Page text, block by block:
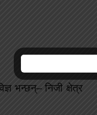
भन्छन्– निजी क्षेत्र